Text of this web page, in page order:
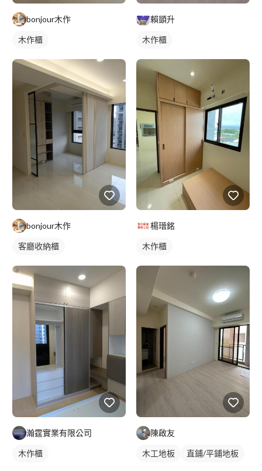
bonjour木作
木作櫃
bonjour木作
客廳收納櫃
瀚霆實業有限公司
木作櫃
賴顗升
木作櫃
楊瑨銘
木作櫃
陳啟友
木工地板 直鋪/平鋪地板